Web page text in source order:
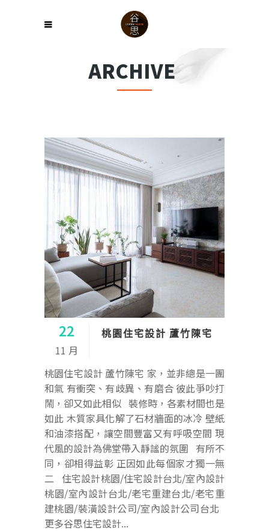
ARCHIVE
22
11 月
桃園住宅設計 蘆竹陳宅
桃園住宅設計 蘆竹陳宅 家，並非總是一團
和氣 有衝突、有歧異、有磨合 彼此爭吵打
鬧，卻又如此相似 裝修時，各素材間也是
如此 木質家具化解了石材牆面的冰冷 壁紙
和油漆搭配，讓空間豐富又有呼吸空間 現
代風的設計為佛堂帶入靜謐的氛圍 有所不
同，卻相得益彰 正因如此每個家才獨一無
二 住宅設計桃園/住宅設計台北/室內設計
桃園/室內設計台北/老宅重建台北/老宅重
建桃園/裝潢設計公司/室內設計公司台北
更多谷思住宅設計...